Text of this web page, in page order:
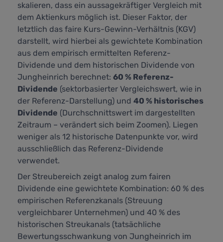
skalieren, dass ein aussagekräftiger Vergleich mit
dem Aktienkurs möglich ist. Dieser Faktor, der
letztlich das faire Kurs-Gewinn-Verhältnis (KGV)
darstellt, wird hierbei als gewichtete Kombination
aus dem empirisch ermittelten Referenz-
Dividende und dem historischen Dividende von
Jungheinrich berechnet: 60 % Referenz-
Dividende (sektorbasierter Vergleichswert, wie in
der Referenz-Darstellung) und 40 % historisches
Dividende (Durchschnittswert im dargestellten
Zeitraum – verändert sich beim Zoomen). Liegen
weniger als 12 historische Datenpunkte vor, wird
ausschließlich das Referenz-Dividende
verwendet.
Der Streubereich zeigt analog zum fairen
Dividende eine gewichtete Kombination: 60 % des
empirischen Referenzkanals (Streuung
vergleichbarer Unternehmen) und 40 % des
historischen Streukanals (tatsächliche
Bewertungsschwankung von Jungheinrich im